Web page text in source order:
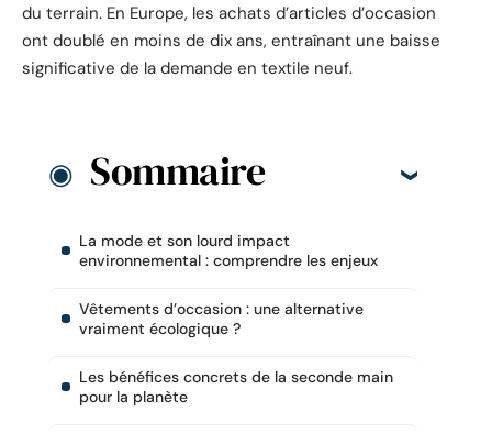
du terrain. En Europe, les achats d’articles d’occasion
ont doublé en moins de dix ans, entraînant une baisse
significative de la demande en textile neuf.
Sommaire
La mode et son lourd impact
environnemental : comprendre les enjeux
Vêtements d’occasion : une alternative
vraiment écologique ?
Les bénéfices concrets de la seconde main
pour la planète